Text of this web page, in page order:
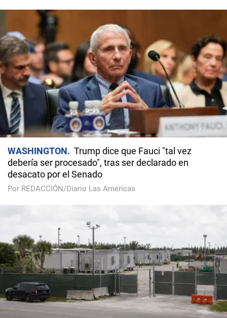
WASHINGTON
Trump dice que Fauci "tal vez
debería ser procesado", tras ser declarado en
desacato por el Senado
Por REDACCIÓN/Diario Las Américas